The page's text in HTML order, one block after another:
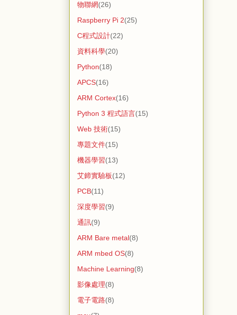
物聯網(26)
Raspberry Pi 2(25)
C程式設計(22)
資料科學(20)
Python(18)
APCS(16)
ARM Cortex(16)
Python 3 程式語言(15)
Web 技術(15)
專題文件(15)
機器學習(13)
艾鍗實驗板(12)
PCB(11)
深度學習(9)
通訊(9)
ARM Bare metal(8)
ARM mbed OS(8)
Machine Learning(8)
影像處理(8)
電子電路(8)